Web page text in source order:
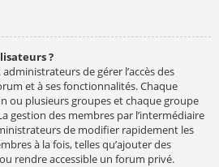
?
de gérer l’accès des
et à ses fonctionnalités. Chaque
ou plusieurs groupes et chaque groupe
gestion des membres par l’intermédiaire
de modifier rapidement les
à la fois, telles qu’ajouter des
rendre accessible un forum privé.